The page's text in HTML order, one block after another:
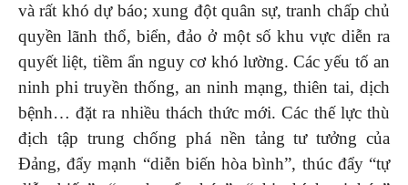
và rất khó dự báo; xung đột quân sự, tranh chấp chủ
quyền lãnh thổ, biển, đảo ở một số khu vực diễn ra
quyết liệt, tiềm ẩn nguy cơ khó lường. Các yếu tố an
ninh phi truyền thống, an ninh mạng, thiên tai, dịch
bệnh… đặt ra nhiều thách thức mới. Các thế lực thù
địch tập trung chống phá nền tảng tư tưởng của
Đảng, đẩy mạnh “diễn biến hòa bình”, thúc đẩy “tự